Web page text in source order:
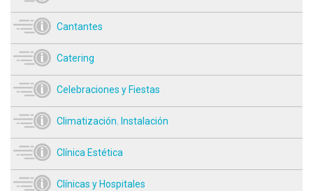
Cantantes
Catering
Celebraciones y Fiestas
Climatización. Instalación
Clínica Estética
Clínicas y Hospitales